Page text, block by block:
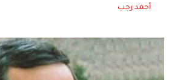
أحمد رجب